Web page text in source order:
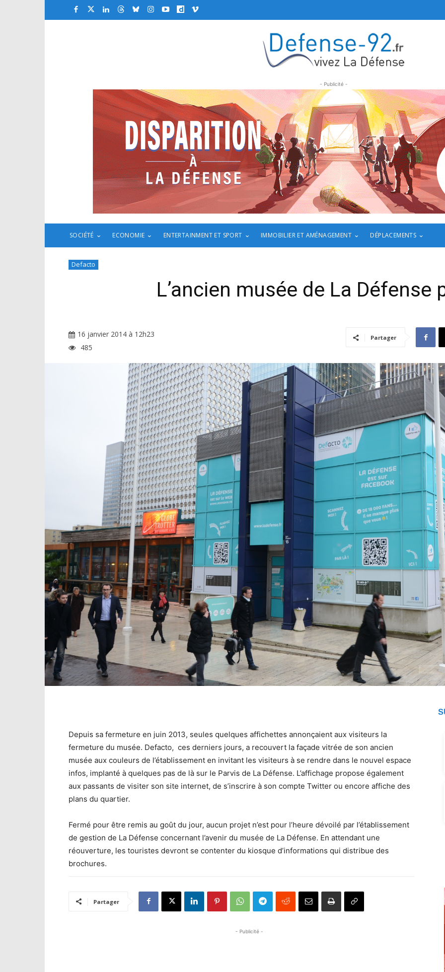
- Publicité -
SOCIÉTÉ ECONOMIE ENTERTAINMENT ET SPORT IMMOBILIER ET AMÉNAGEMENT DÉPLACEMENTS
Defacto
L’ancien musée de La Défense
16 janvier 2014 à 12h23
485
Partager
Depuis sa fermeture en juin 2013, seules quelques affichettes annonçaient aux visiteurs la
fermeture du musée. Defacto, ces derniers jours, a recouvert la façade vitrée de son ancien
musée aux couleurs de l’établissement en invitant les visiteurs à se rendre dans le nouvel espace
infos, implanté à quelques pas de là sur le Parvis de La Défense. L’affichage propose également
aux passants de visiter son site internet, de s’inscrire à son compte Twitter ou encore affiche des
plans du quartier.
Fermé pour être remis au goût du jour, aucun projet n’est pour l’heure dévoilé par l’établissement
de gestion de La Défense concernant l’avenir du musée de La Défense. En attendant une
réouverture, les touristes devront se contenter du kiosque d’informations qui distribue des
brochures.
Partager
- Publicité -